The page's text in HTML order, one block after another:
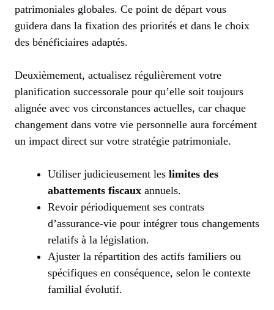
patrimoniales globales. Ce point de départ vous
guidera dans la fixation des priorités et dans le choix
des bénéficiaires adaptés.
Deuxièmement, actualisez régulièrement votre
planification successorale pour qu’elle soit toujours
alignée avec vos circonstances actuelles, car chaque
changement dans votre vie personnelle aura forcément
un impact direct sur votre stratégie patrimoniale.
Utiliser judicieusement les limites des
abattements fiscaux annuels.
Revoir périodiquement ses contrats
d’assurance-vie pour intégrer tous changements
relatifs à la législation.
Ajuster la répartition des actifs familiers ou
spécifiques en conséquence, selon le contexte
familial évolutif.